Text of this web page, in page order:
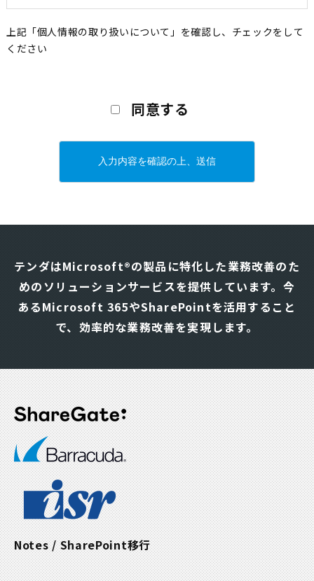
保護を当社事業における最優先事項の一つとして位置づけて
います。この活動を確実に実践していくために、以下に方針
我社は個人情報を適切に取得し、適切に利用し、適切に提
供いたします。
事業遂行のために必要な範囲内で利用目的を明確に定め、
利用目的の範囲内でのみ利用し、目的外利用を行わないた
めの措置を講じます。
個人情報の取扱い責任者を特定し、取扱い担当者について
は必要最小限の者に限定します。また、個人情報の漏え
い、滅失又はき損の防止及び是正に努め、必要な安全管理
策を実施します
③. 本人からの苦情及び相談に関する事項
本人より当社の個人情報保護の活動に関する苦情・要望又
は相談を受けた場合は、個人情報受付窓口にて懇切丁寧に
対応し、管理責任者により適切な処置を実施します。
上記「個人情報の取り扱いについて」を確認し、チェックをして
ください
ま
さ
い
。
同意する
テンダはMicrosoft®の製品に特化した業務改善のた
めのソリューションサービスを提供しています。 今
あるMicrosoft 365やSharePointを活用すること
で、効率的な業務改善を実現します。
Notes / SharePoint移行